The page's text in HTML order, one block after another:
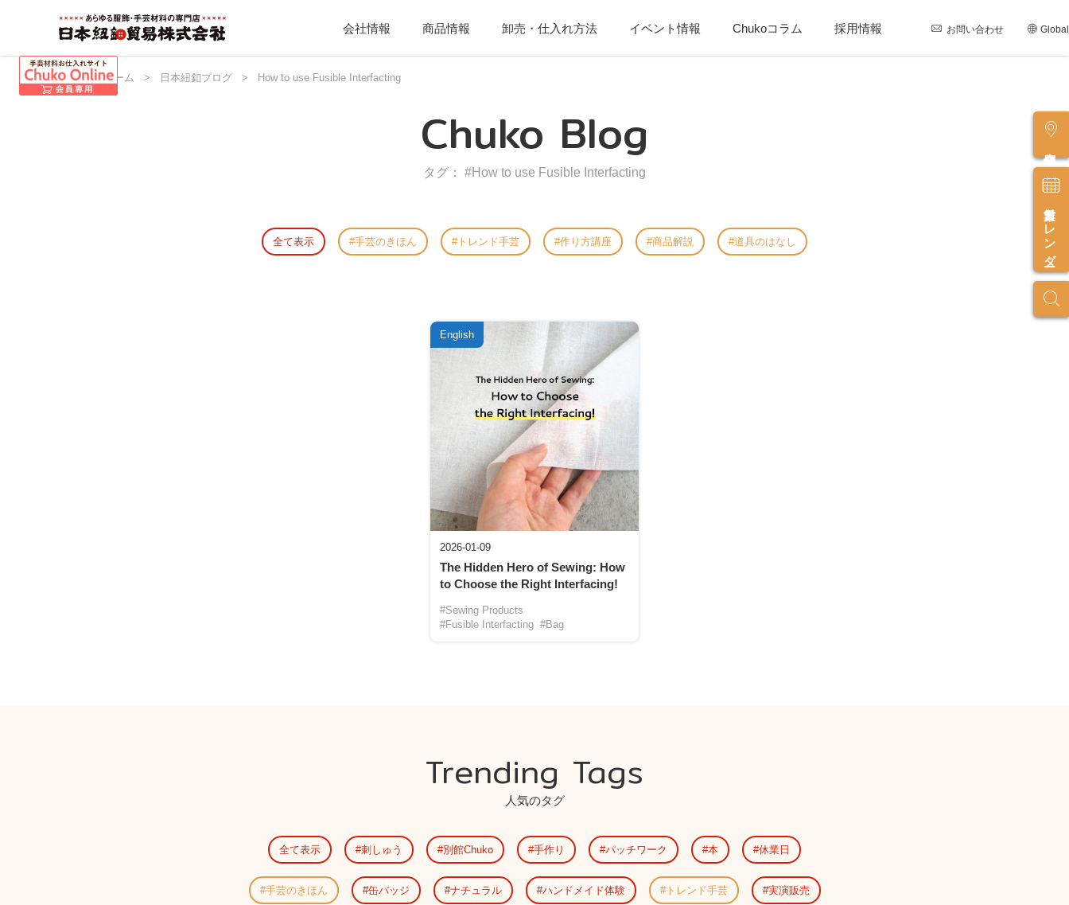
会社情報 商品情報 卸売・仕入れ方法 イベント情報 Chukoコラム 採用情報 お問い合わせ Global
営業カレンダー
日本紐釦 ホーム > 日本紐釦ブログ > How to use Fusible Interfacting
Chuko Blog
タグ： #How to use Fusible Interfacting
全て表示 手芸のきほん トレンド手芸 作り方講座 商品解説 道具のはなし
2026-01-09
The Hidden Hero of Sewing: How
to Choose the Right Interfacing!
#Sewing Products
#Fusible Interfacting #Bag
English
Trending Tags
人気のタグ
全て表示 刺しゅう 別館Chuko 手作り パッチワーク 本 休業日
手芸のきほん 缶バッジ ナチュラル ハンドメイド体験 トレンド手芸 実演販売